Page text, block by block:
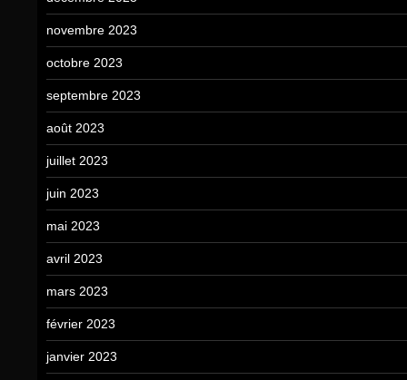
novembre 2023
octobre 2023
septembre 2023
août 2023
juillet 2023
juin 2023
mai 2023
avril 2023
mars 2023
février 2023
janvier 2023